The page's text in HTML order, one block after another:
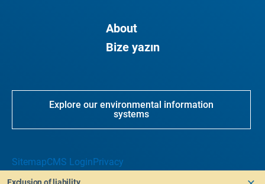
About
Bize yazın
Explore our environmental information
systems
SitemapCMS LoginPrivacy
Exclusion of liability